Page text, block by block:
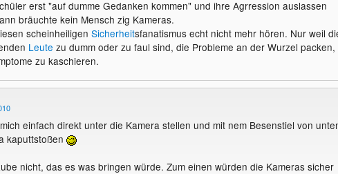
erst "auf dumme Gedanken kommen" und ihre Agrression auslassen
bräuchte kein Mensch zig Kameras.
scheinheiligen Sicherheitsfanatismus echt nicht mehr hören. Nur weil
Leute zu dumm oder zu faul sind, die Probleme an der Wurzel packen,
zu kaschieren.
einfach direkt unter die Kamera stellen und mit nem Besenstiel von
kaputtstoßen
nicht, das es was bringen würde. Zum einen würden die Kameras sicher